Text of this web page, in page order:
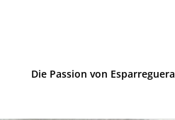
Die Passion von Esparreguera